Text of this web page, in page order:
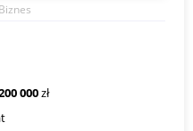
000zł